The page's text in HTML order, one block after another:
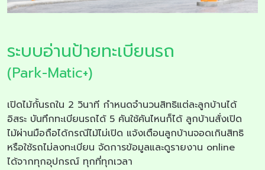
ระบบอ่านป้ายทะเบียนรถ
(Park-Matic+)
เปิดไม้กั้นรถใน 2 วินาที กำหนดจำนวนสิทธิแต่ละลูกบ้านได้
อิสระ บันทึกทะเบียนรถได้ 5 คันใช้คันไหนก็ได้ ลูกบ้านสั่งเปิด
ไม้ผ่านมือถือได้กรณีไม้ไม่เปิด แจ้งเตือนลูกบ้านจอดเกินสิทธิ
หรือใช้รถไม่ลงทะเบียน จัดการข้อมูลและดูรายงาน online
ได้จากทุกอุปกรณ์ ทุกที่ทุกเวลา